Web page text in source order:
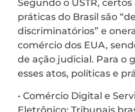
Segundo o USTR,
práticas do Brasil são
discriminatórios” e
comércio dos EUA,
de ação judicial. Para o
esses atos, políticas e
• Comércio Digital e